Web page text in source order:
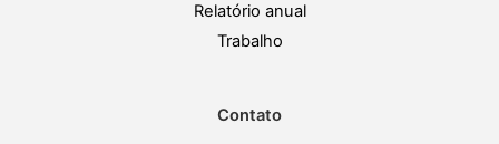
Relatório anual
Trabalho
Contato